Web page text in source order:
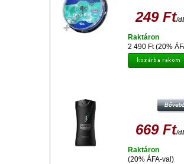
249 Ft/
2 490 Ft (20%
Raktáron
669 Ft/
(20% ÁFA-val)
Raktáron